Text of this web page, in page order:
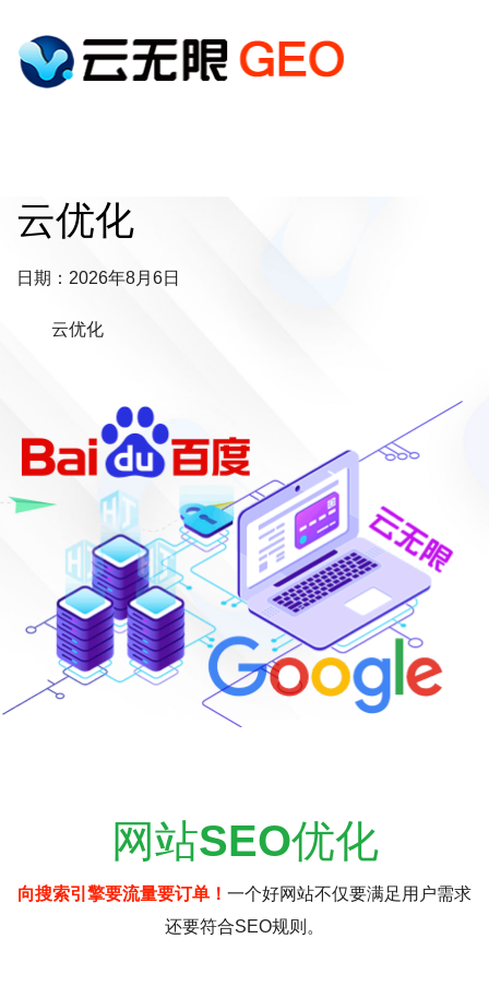
云优化
日期：2026年8月6日
云优化
网站SEO优化
向搜索引擎要流量要订单！ 一个好网站不仅要满足用户需求
还要符合SEO规则。